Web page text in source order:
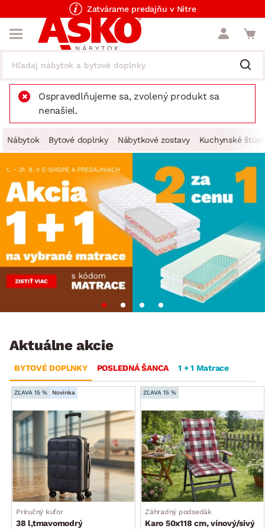
Zatvárame predajňu v Nitre
Ospravedlňujeme sa, zvolený produkt sa
nenašiel.
Nábytok Bytové doplnky Nábytkové zostavy Kuchynské
Aktuálne akcie
BYTOVÉ DOPLNKY POSLEDNÁ ŠANCA 1 + 1 Matrace
ZĽAVA 15 % Novinka
Príručný kufor
38 l,tmavomodrý
ZĽAVA 15 %
Záhradný podsedák
Karo 50x118 cm, vínový/sivý